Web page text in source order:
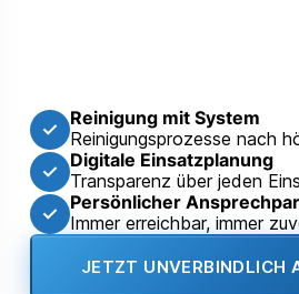
✓
Reinigung mit System
Reinigungsprozesse nach
✓
Digitale Einsatzplanung
Transparenz über jeden
✓
Persönlicher
Immer erreichbar, immer
JETZT UNVERBINDLICH